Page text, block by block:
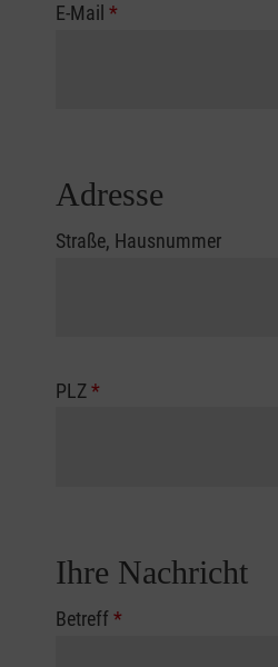
E-Mail *
Adresse
Straße, Hausnummer
PLZ*
Ihre Nachricht
Betreff*